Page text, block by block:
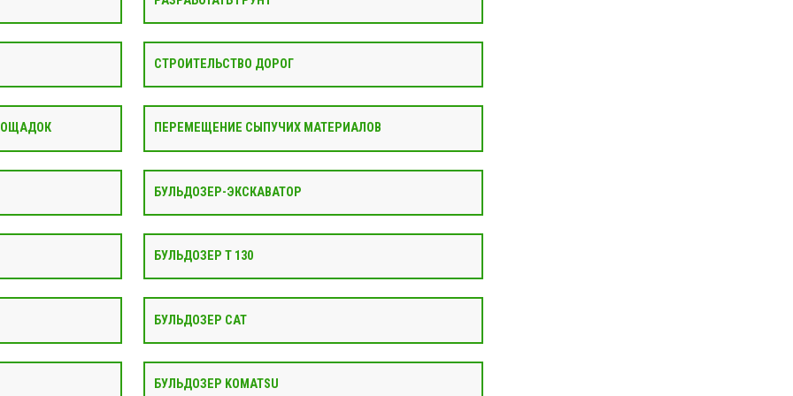
СТРОИТЕЛЬСТВО ДОРОГ
ПЕРЕМЕЩЕНИЕ СЫПУЧИХ МАТЕРИАЛОВ
БУЛЬДОЗЕР-ЭКСКАВАТОР
БУЛЬДОЗЕР Т 130
БУЛЬДОЗЕР CAT
БУЛЬДОЗЕР KOMATSU